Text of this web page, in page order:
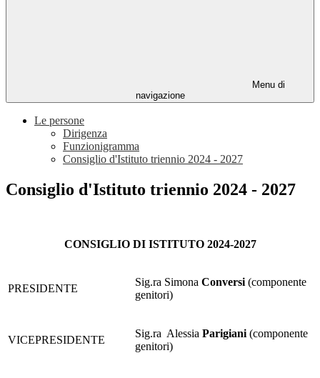
Menu di
navigazione
Le persone
Dirigenza
Funzionigramma
Consiglio d'Istituto triennio 2024 - 2027
Consiglio d'Istituto triennio 2024 - 2027
CONSIGLIO DI ISTITUTO 2024-2027
PRESIDENTE
Sig.ra Simona Conversi (componente
genitori)
VICEPRESIDENTE
Sig.ra Alessia Parigiani (componente
genitori)